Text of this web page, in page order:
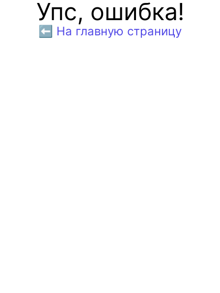
Упс, ошибка!
⬅️ На главную страницу